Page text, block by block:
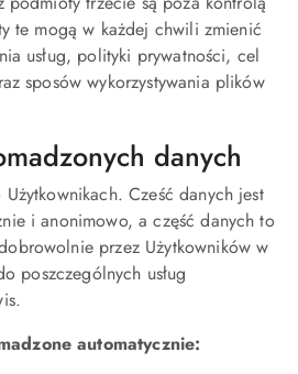
te mogą w każdej chwili zmienić
usług, polityki prywatności, cel
sposów wykorzystywania plików
danych
Cześć danych jest
i anonimowo, a część danych to
przez Użytkowników w
poszczególnych usług
automatycznie: